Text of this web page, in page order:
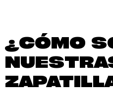
¿CÓMO